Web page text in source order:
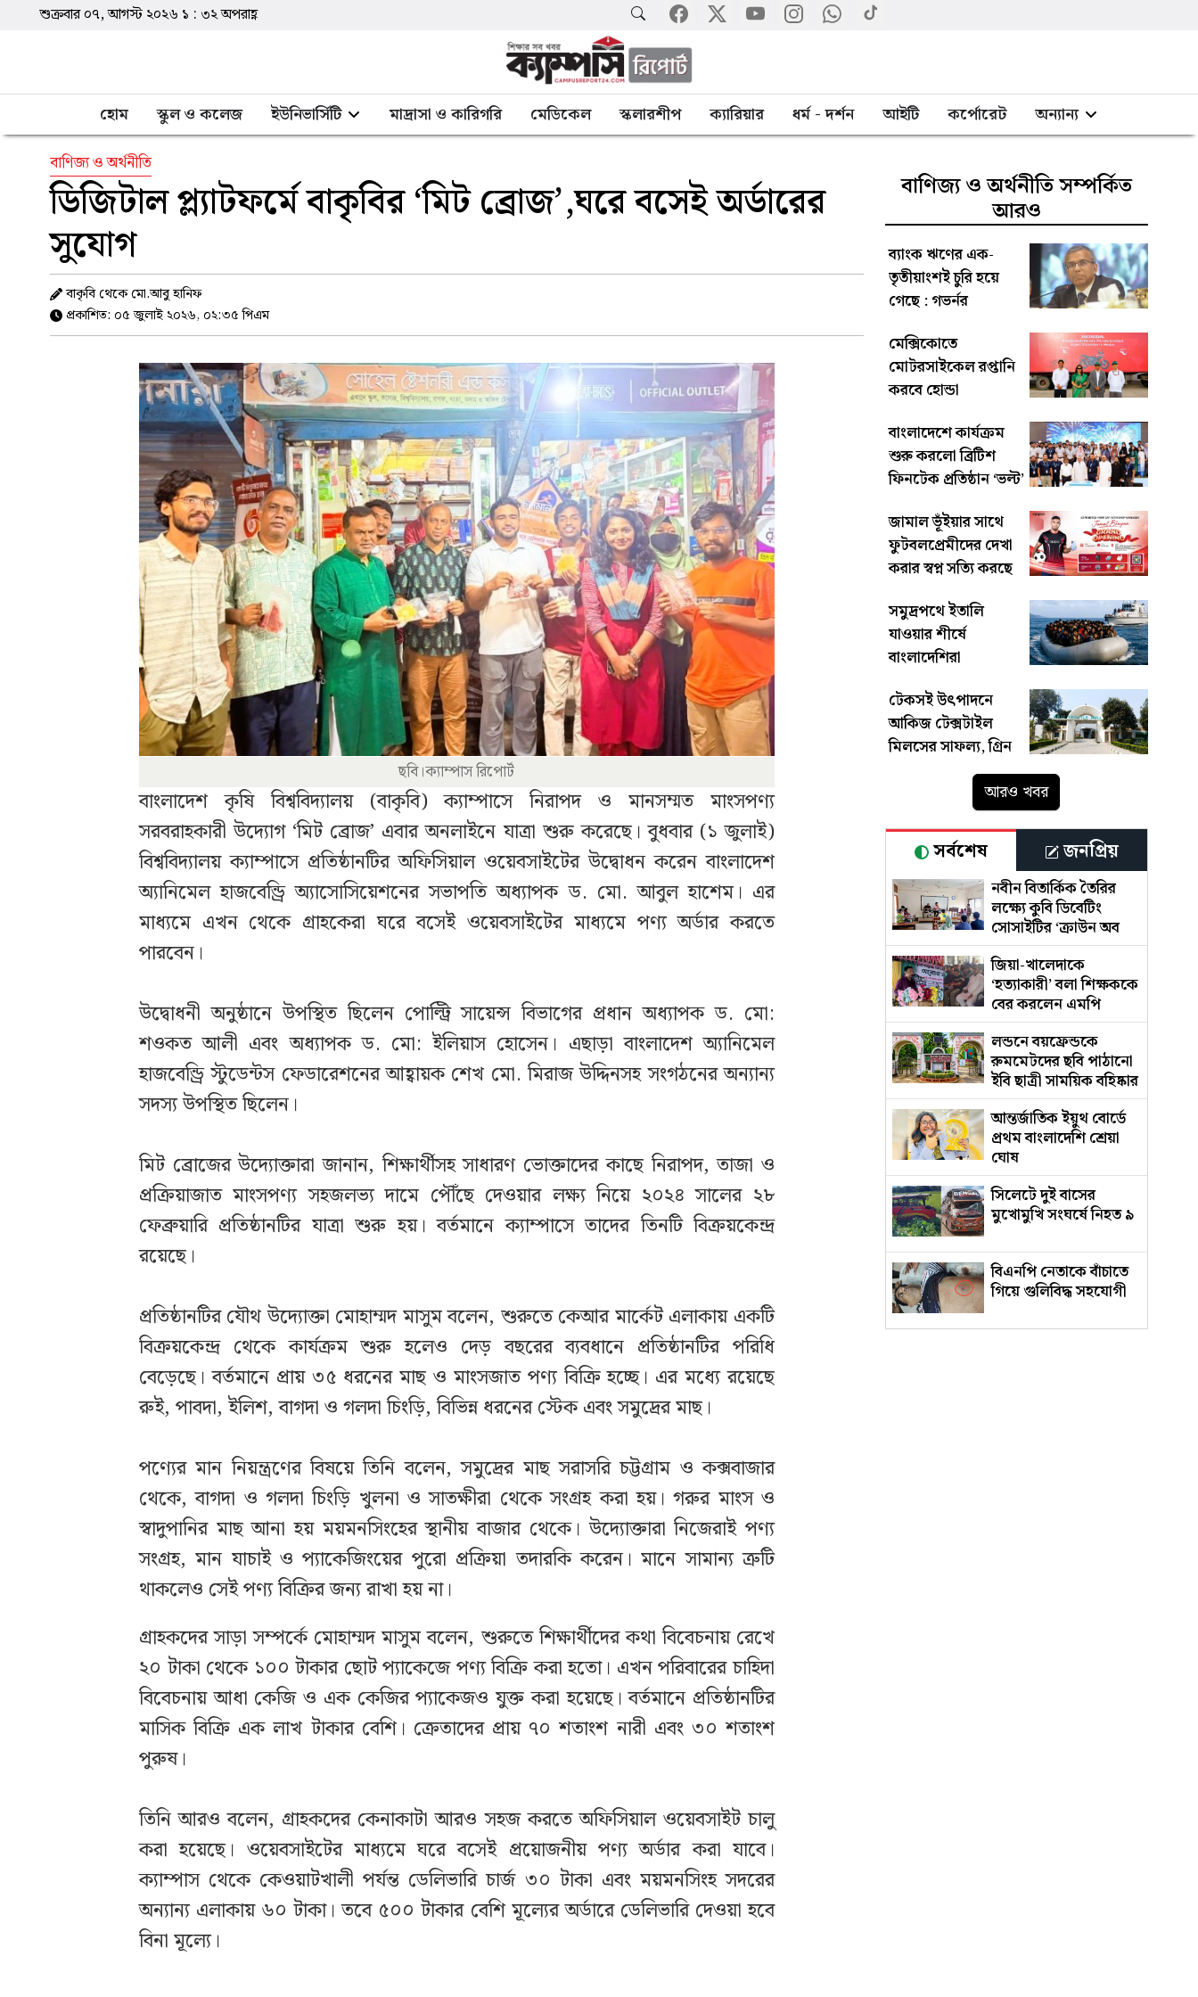
শুক্রবার ০৭, আগস্ট ২০২৬ ১ : ৩২অপরাহ্ণ
হোম স্কুল ও কলেজ ইউনিভার্সিটি মাদ্রাসা ও কারিগরি মেডিকেল স্কলারশীপ ক্যারিয়ার ধর্ম - দর্শন আইটি কর্পোরেট অন্যান্য
বাণিজ্য ও অর্থনীতি
ডিজিটাল প্ল্যাটফর্মে বাকৃবির ‘মিট ব্রোজ’,ঘরে বসেই অর্ডারের
সুযোগ
বাকৃবি থেকে মো.আবু হানিফ
প্রকাশিত: ০৫ জুলাই ২০২৬, ০২:৩৫ পিএম
ছবি।ক্যাম্পাস রিপোর্ট
‎বাংলাদেশ কৃষি বিশ্ববিদ্যালয় (বাকৃবি) ক্যাম্পাসে নিরাপদ ও মানসম্মত মাংসপণ্য
সরবরাহকারী উদ্যোগ ‘মিট ব্রোজ’ এবার অনলাইনে যাত্রা শুরু করেছে। বুধবার (১ জুলাই)
বিশ্ববিদ্যালয় ক্যাম্পাসে প্রতিষ্ঠানটির অফিসিয়াল ওয়েবসাইটের উদ্বোধন করেন বাংলাদেশ
অ্যানিমেল হাজবেন্ড্রি অ্যাসোসিয়েশনের সভাপতি অধ্যাপক ড. মো. আবুল হাশেম। এর
মাধ্যমে এখন থেকে গ্রাহকেরা ঘরে বসেই ওয়েবসাইটের মাধ্যমে পণ্য অর্ডার করতে
পারবেন।
‎উদ্বোধনী অনুষ্ঠানে উপস্থিত ছিলেন পোল্ট্রি সায়েন্স বিভাগের প্রধান অধ্যাপক ড. মো:
শওকত আলী এবং অধ্যাপক ড. মো: ইলিয়াস হোসেন। এছাড়া বাংলাদেশ অ্যানিমেল
হাজবেন্ড্রি স্টুডেন্টস ফেডারেশনের আহ্বায়ক শেখ মো. মিরাজ উদ্দিনসহ সংগঠনের অন্যান্য
সদস্য উপস্থিত ছিলেন।
‎মিট ব্রোজের উদ্যোক্তারা জানান, শিক্ষার্থীসহ সাধারণ ভোক্তাদের কাছে নিরাপদ, তাজা ও
প্রক্রিয়াজাত মাংসপণ্য সহজলভ্য দামে পৌঁছে দেওয়ার লক্ষ্য নিয়ে ২০২৪ সালের ২৮
ফেব্রুয়ারি প্রতিষ্ঠানটির যাত্রা শুরু হয়। বর্তমানে ক্যাম্পাসে তাদের তিনটি বিক্রয়কেন্দ্র
রয়েছে।
‎প্রতিষ্ঠানটির যৌথ উদ্যোক্তা মোহাম্মদ মাসুম বলেন, শুরুতে কেআর মার্কেট এলাকায় একটি
বিক্রয়কেন্দ্র থেকে কার্যক্রম শুরু হলেও দেড় বছরের ব্যবধানে প্রতিষ্ঠানটির পরিধি
বেড়েছে। বর্তমানে প্রায় ৩৫ ধরনের মাছ ও মাংসজাত পণ্য বিক্রি হচ্ছে। এর মধ্যে রয়েছে
রুই, পাবদা, ইলিশ, বাগদা ও গলদা চিংড়ি, বিভিন্ন ধরনের স্টেক এবং সমুদ্রের মাছ।
‎পণ্যের মান নিয়ন্ত্রণের বিষয়ে তিনি বলেন, সমুদ্রের মাছ সরাসরি চট্টগ্রাম ও কক্সবাজার
থেকে, বাগদা ও গলদা চিংড়ি খুলনা ও সাতক্ষীরা থেকে সংগ্রহ করা হয়। গরুর মাংস ও
স্বাদুপানির মাছ আনা হয় ময়মনসিংহের স্থানীয় বাজার থেকে। উদ্যোক্তারা নিজেরাই পণ্য
সংগ্রহ, মান যাচাই ও প্যাকেজিংয়ের পুরো প্রক্রিয়া তদারকি করেন। মানে সামান্য ত্রুটি
থাকলেও সেই পণ্য বিক্রির জন্য রাখা হয় না।
‎‎গ্রাহকদের সাড়া সম্পর্কে মোহাম্মদ মাসুম বলেন, শুরুতে শিক্ষার্থীদের কথা বিবেচনায় রেখে
২০ টাকা থেকে ১০০ টাকার ছোট প্যাকেজে পণ্য বিক্রি করা হতো। এখন পরিবারের চাহিদা
বিবেচনায় আধা কেজি ও এক কেজির প্যাকেজও যুক্ত করা হয়েছে। বর্তমানে প্রতিষ্ঠানটির
মাসিক বিক্রি এক লাখ টাকার বেশি। ক্রেতাদের প্রায় ৭০ শতাংশ নারী এবং ৩০ শতাংশ
পুরুষ।
‎তিনি আরও বলেন, গ্রাহকদের কেনাকাটা আরও সহজ করতে অফিসিয়াল ওয়েবসাইট চালু
করা হয়েছে। ওয়েবসাইটের মাধ্যমে ঘরে বসেই প্রয়োজনীয় পণ্য অর্ডার করা যাবে।
ক্যাম্পাস থেকে কেওয়াটখালী পর্যন্ত ডেলিভারি চার্জ ৩০ টাকা এবং ময়মনসিংহ সদরের
অন্যান্য এলাকায় ৬০ টাকা। তবে ৫০০ টাকার বেশি মূল্যের অর্ডারে ডেলিভারি দেওয়া হবে
বিনা মূল্যে।
বাণিজ্য ও অর্থনীতি সম্পর্কিত
আরও
ব্যাংক ঋণের এক-
তৃতীয়াংশই চুরি হয়ে
গেছে : গভর্নর
মেক্সিকোতে
মোটরসাইকেল রপ্তানি
করবে হোন্ডা
বাংলাদেশে কার্যক্রম
শুরু করলো ব্রিটিশ
ফিনটেক প্রতিষ্ঠান ‘ভল্ট’
জামাল ভূঁইয়ার সাথে
ফুটবলপ্রেমীদের দেখা
করার স্বপ্ন সত্যি করছে
সমুদ্রপথে ইতালি
যাওয়ার শীর্ষে
বাংলাদেশিরা
টেকসই উৎপাদনে
আকিজ টেক্সটাইল
মিলসের সাফল্য, গ্রিন
ফ্যাক্টরি অ্যাওয়ার্ডে
আরও খবর
সর্বশেষ জনপ্রিয়
নবীন বিতার্কিক তৈরির
লক্ষ্যে কুবি ডিবেটিং
সোসাইটির ‘ক্রাউন অব
আর্গুমেন্টস’
জিয়া-খালেদাকে
‘হত্যাকারী’ বলা শিক্ষককে
বের করলেন এমপি
লন্ডনে বয়ফ্রেন্ডকে
রুমমেটদের ছবি পাঠানো
ইবি ছাত্রী সাময়িক বহিষ্কার
আন্তর্জাতিক ইয়ুথ বোর্ডে
প্রথম বাংলাদেশি শ্রেয়া
ঘোষ
সিলেটে দুই বাসের
মুখোমুখি সংঘর্ষে নিহত ৯
বিএনপি নেতাকে বাঁচাতে
গিয়ে গুলিবিদ্ধ সহযোগী